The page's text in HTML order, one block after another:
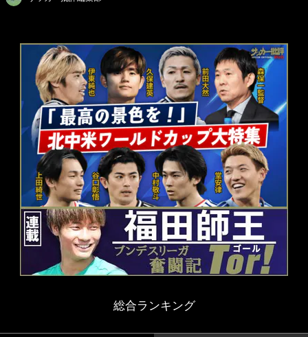
総合ランキング